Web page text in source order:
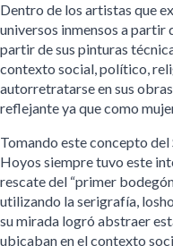
Dentro de los artistas que
universos inmensos a partir
partir de sus pinturas
contexto social, político,
autorretratarse en sus
reflejante ya que como
Tomando este concepto
Hoyos siempre tuvo este
rescate del “primer
utilizando la serigrafía,
su mirada logró abstraer
ubicaban en el contexto